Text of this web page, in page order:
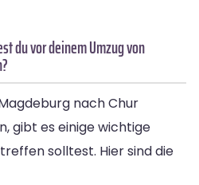
du vor deinem Umzug von
nach Chur
gibt es einige wichtige
solltest. Hier sind die